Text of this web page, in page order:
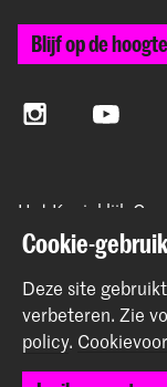
Blijf op de hoogte
InstagramYouTube
Het Koninklijk
Academie van
Hogeschool der
© 2025 - 2026
Cookie-gebruik
Deze site
verbeteren. Zie
policy.